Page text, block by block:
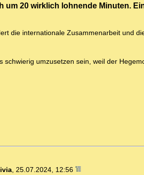
20 wirklich lohnende Minuten.
die internationale Zusammenarbeit und
umzusetzen sein, weil der
, 25.07.2024, 12:56